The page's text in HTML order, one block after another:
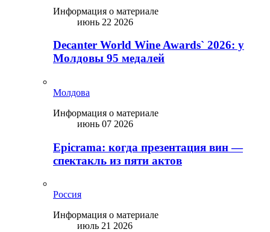
Информация о материале
июнь 22 2026
Decanter World Wine Awards` 2026: у
Молдовы 95 медалей
Молдова
Информация о материале
июнь 07 2026
Epicrama: когда презентация вин —
спектакль из пяти актов
Россия
Информация о материале
июль 21 2026